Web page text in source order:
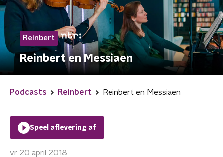
Reinbert
Reinbert en Messiaen
Podcasts Reinbert Reinbert en Messiaen
Speel aflevering af
vr 20 april 2018